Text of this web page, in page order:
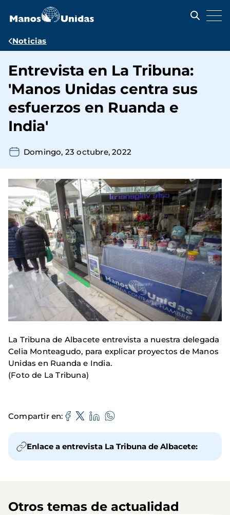
contenido
Ruta
navegación
Noticias
Entrevista en La Tribuna:
'Manos Unidas centra sus
esfuerzos en Ruanda e
India'
Domingo, 23 octubre, 2022
La Tribuna de Albacete entrevista a nuestra delegada
Celia Monteagudo, para explicar proyectos de Manos
Unidas en Ruanda e India.
(Foto de La Tribuna)
Compartir en
Enlace a entrevista La Tribuna de Albacete:
Otros temas de actualidad